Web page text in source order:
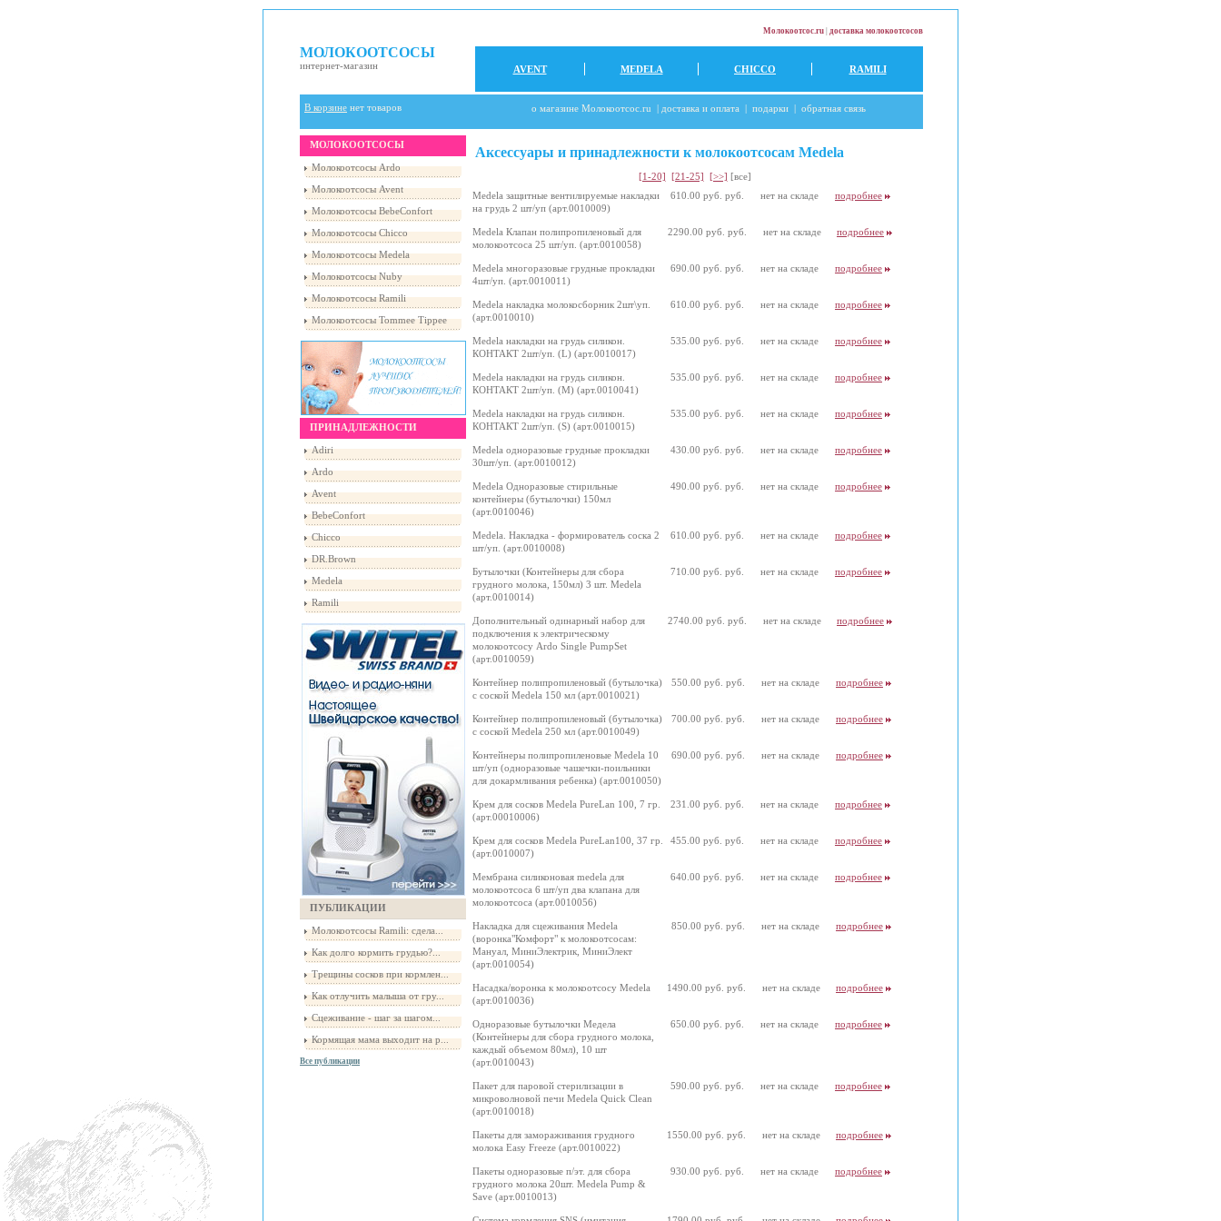
Молокоотсос.ru доставка молокоотсосов
МОЛОКООТСОСЫ
интернет-магазин AVENT MEDELA CHICCO RAMILI
В корзине нет товаров о магазине Молокоотсос.ru | доставка и оплата | подарки | обратная связь
МОЛОКООТСОСЫ
Молокоотсосы Ardo
Молокоотсосы Avent
Молокоотсосы BebeConfort
Молокоотсосы Chicco
Молокоотсосы Medela
Молокоотсосы Nuby
Молокоотсосы Ramili
Молокоотсосы Tommee Tippee
ПРИНАДЛЕЖНОСТИ
Adiri
Ardo
Avent
BebeConfort
Chicco
DR.Brown
Medela
Ramili
ПУБЛИКАЦИИ
Молокоотсосы Ramili: сдела...
Как долго кормить грудью?...
Трещины сосков при кормлен...
Как отлучить малыша от гру...
Сцеживание - шаг за шагом...
Кормящая мама выходит на р...
Все публикации
Аксессуары и принадлежности к молокоотсосам Medela
[1-20] [21-25] [>>] [все]
Medela защитные вентилируемые накладки
на грудь 2 шт/уп (арт.0010009)
610.00 руб. руб. нет на складе подробнее
Medela Клапан полипропиленовый для
молокоотсоcа 25 шт/уп. (арт.0010058)
2290.00 руб. руб. нет на складе подробнее
Medela многоразовые грудные прокладки
4шт/уп. (арт.0010011)
690.00 руб. руб. нет на складе подробнее
Medela накладка молокосборник 2шт\уп.
(арт.0010010)
610.00 руб. руб. нет на складе подробнее
Medela накладки на грудь силикон.
КОНТАКТ 2шт/уп. (L) (арт.0010017)
535.00 руб. руб. нет на складе подробнее
Medela накладки на грудь силикон.
КОНТАКТ 2шт/уп. (M) (арт.0010041)
535.00 руб. руб. нет на складе подробнее
Medela накладки на грудь силикон.
КОНТАКТ 2шт/уп. (S) (арт.0010015)
535.00 руб. руб. нет на складе подробнее
Medela одноразовые грудные прокладки
30шт/уп. (арт.0010012)
430.00 руб. руб. нет на складе подробнее
Medela Одноразовые стирильные
контейнеры (бутылочки) 150мл
(арт.0010046)
490.00 руб. руб. нет на складе подробнее
Medela. Накладка - формирователь соска 2
шт/уп. (арт.0010008)
610.00 руб. руб. нет на складе подробнее
Бутылочки (Контейнеры для сбора
грудного молока, 150мл) 3 шт. Medela
(арт.0010014)
710.00 руб. руб. нет на складе подробнее
Дополнительный одинарный набор для
подключения к электрическому
молокоотсосу Ardo Single PumpSet
(арт.0010059)
2740.00 руб. руб. нет на складе подробнее
Контейнер полипропиленовый (бутылочка)
с соской Medela 150 мл (арт.0010021)
550.00 руб. руб. нет на складе подробнее
Контейнер полипропиленовый (бутылочка)
с соской Medela 250 мл (арт.0010049)
700.00 руб. руб. нет на складе подробнее
Контейнеры полипропиленовые Medela 10
шт/уп (одноразовые чашечки-поильники
для докармливания ребенка) (арт.0010050)
690.00 руб. руб. нет на складе подробнее
Крем для сосков Medela PureLan 100, 7 гр.
(арт.00010006)
231.00 руб. руб. нет на складе подробнее
Крем для сосков Medela PureLan100, 37 гр.
(арт.0010007)
455.00 руб. руб. нет на складе подробнее
Мембрана силиконовая medela для
молокоотсоса 6 шт/уп два клапана для
молокоотсоса (арт.0010056)
640.00 руб. руб. нет на складе подробнее
Накладка для сцеживания Medela
(воронка"Комфорт" к молокоотсосам:
Мануал, МиниЭлектрик, МиниЭлект
(арт.0010054)
850.00 руб. руб. нет на складе подробнее
Насадка/воронка к молокоотсосу Medela
(арт.0010036)
1490.00 руб. руб. нет на складе подробнее
Одноразовые бутылочки Медела
(Контейнеры для сбора грудного молока,
каждый объемом 80мл), 10 шт
(арт.0010043)
650.00 руб. руб. нет на складе подробнее
Пакет для паровой стерилизации в
микроволновой печи Medela Quick Clean
(арт.0010018)
590.00 руб. руб. нет на складе подробнее
Пакеты для замораживания грудного
молока Easy Freeze (арт.0010022)
1550.00 руб. руб. нет на складе подробнее
Пакеты одноразовые п/эт. для сбора
грудного молока 20шт. Medela Pump &
Save (арт.0010013)
930.00 руб. руб. нет на складе подробнее